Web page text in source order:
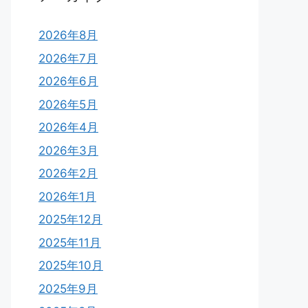
2026年8月
2026年7月
2026年6月
2026年5月
2026年4月
2026年3月
2026年2月
2026年1月
2025年12月
2025年11月
2025年10月
2025年9月